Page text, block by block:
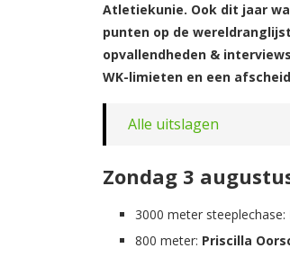
Atletiekunie. Ook dit jaar
punten op de
opvallendheden &
WK-limieten en een
Alle uitslagen
Zondag 3
3000 meter steeplechase:
800 meter: Priscilla